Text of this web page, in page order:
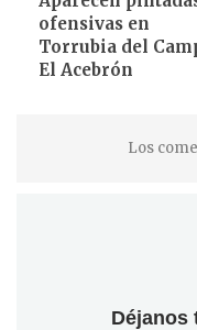
ofensivas en
Torrubia del
El Acebrón
Los
Déjanos